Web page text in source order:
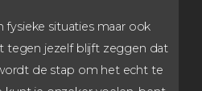
fysieke situaties maar ook
tegen jezelf blijft zeggen dat
de stap om het echt te